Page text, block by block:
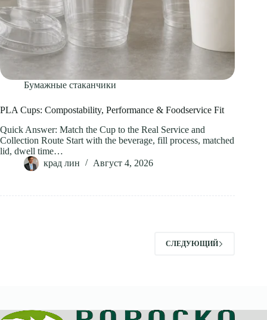
Бумажные стаканчики
PLA Cups: Compostability, Performance & Foodservice Fit
Quick Answer: Match the Cup to the Real Service and
Collection Route Start with the beverage, fill process, matched
lid, dwell time…
крад лин
Август 4, 2026
СЛЕДУЮЩИЙ